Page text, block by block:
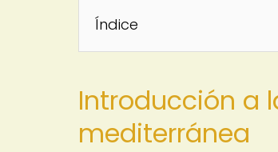
Índice
Introducción a
mediterránea